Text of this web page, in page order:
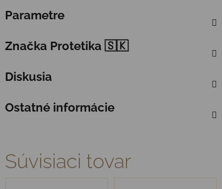
Parametre
Značka Protetika 🇸🇰
Diskusia
Ostatné informácie
Súvisiaci tovar